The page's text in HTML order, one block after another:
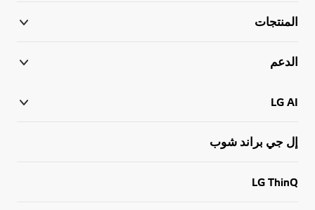
المنتجات
الدعم
LG AI
إل جي براند شوب
LG ThinQ